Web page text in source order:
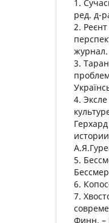
1.
ред. д-
2. Реєнт
3. Таран
4.
5.
6.
7.
Финн. –